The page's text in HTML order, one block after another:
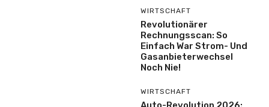
WIRTSCHAFT
Revolutionärer
Rechnungsscan: So
Einfach War Strom- Und
Gasanbieterwechsel
Noch Nie!
WIRTSCHAFT